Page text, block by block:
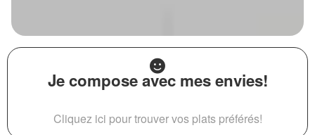
Je compose avec mes envies!
Cliquez ici pour trouver vos plats préférés!